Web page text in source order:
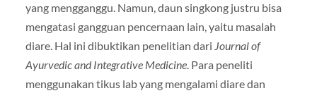
yang mengganggu. Namun, daun singkong justru bisa
mengatasi gangguan pencernaan lain, yaitu masalah
diare. Hal ini dibuktikan penelitian dari Journal of
Ayurvedic and Integrative Medicine. Para peneliti
menggunakan tikus lab yang mengalami diare dan